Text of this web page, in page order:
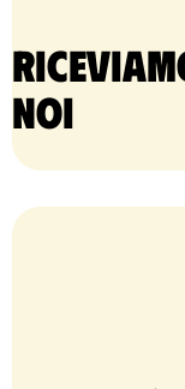
noi